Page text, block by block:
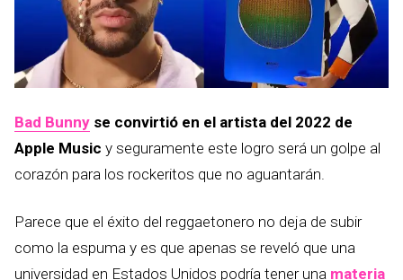
Bad Bunny se convirtió en el artista del 2022 de
Apple Music y seguramente este logro será un golpe al
corazón para los rockeritos que no aguantarán.
Parece que el éxito del reggaetonero no deja de subir
como la espuma y es que apenas se reveló que una
universidad en Estados Unidos podría tener una materia